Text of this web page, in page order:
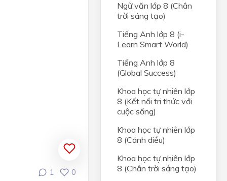
1 0
Ngữ văn lớp 8 (Chân
trời sáng tạo)
Tiếng Anh lớp 8 (i-
Learn Smart World)
Tiếng Anh lớp 8
(Global Success)
Khoa học tự nhiên lớp
8 (Kết nối tri thức với
cuộc sống)
Khoa học tự nhiên lớp
8 (Cánh diều)
Khoa học tự nhiên lớp
8 (Chân trời sáng tạo)